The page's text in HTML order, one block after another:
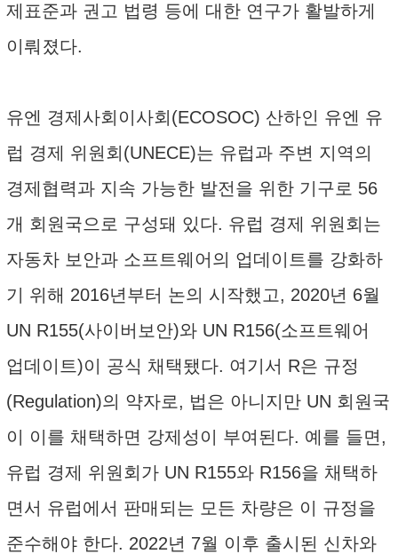
제표준과 권고 법령 등에 대한 연구가 활발하게
이뤄졌다.
유엔 경제사회이사회(ECOSOC) 산하인 유엔 유
럽 경제 위원회(UNECE)는 유럽과 주변 지역의
경제협력과 지속 가능한 발전을 위한 기구로 56
개 회원국으로 구성돼 있다. 유럽 경제 위원회는
자동차 보안과 소프트웨어의 업데이트를 강화하
기 위해 2016년부터 논의 시작했고, 2020년 6월
UN R155(사이버보안)와 UN R156(소프트웨어
업데이트)이 공식 채택됐다. 여기서 R은 규정
(Regulation)의 약자로, 법은 아니지만 UN 회원국
이 이를 채택하면 강제성이 부여된다. 예를 들면,
유럽 경제 위원회가 UN R155와 R156을 채택하
면서 유럽에서 판매되는 모든 차량은 이 규정을
준수해야 한다. 2022년 7월 이후 출시된 신차와